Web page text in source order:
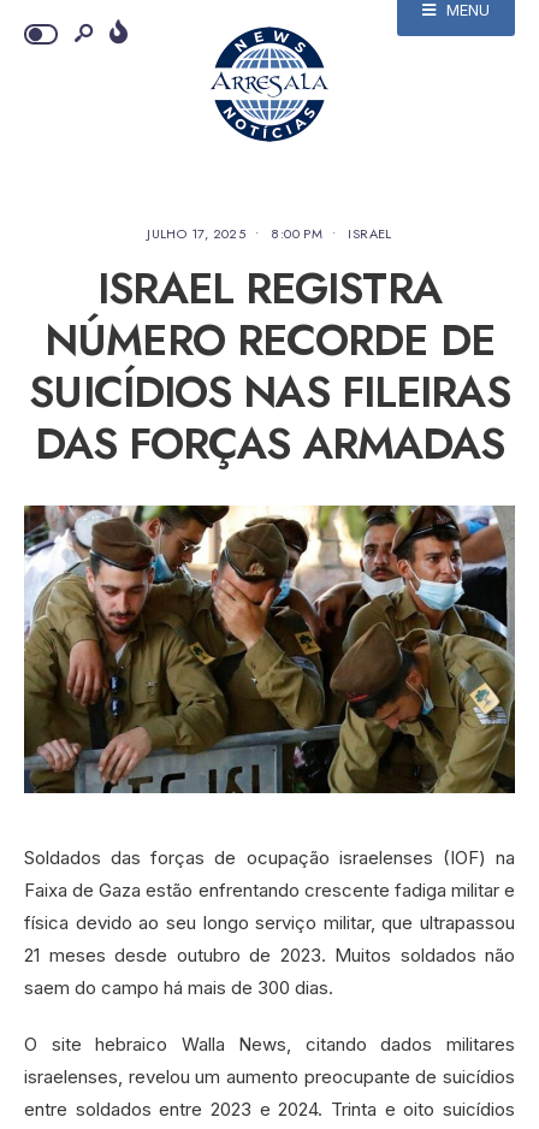
MENU
JULHO 17, 2025 • 8:00 PM • ISRAEL
ISRAEL REGISTRA
NÚMERO RECORDE DE
SUICÍDIOS NAS FILEIRAS
DAS FORÇAS ARMADAS
Soldados das forças de ocupação israelenses (IOF) na
Faixa de Gaza estão enfrentando crescente fadiga militar e
física devido ao seu longo serviço militar, que ultrapassou
21 meses desde outubro de 2023. Muitos soldados não
saem do campo há mais de 300 dias.
O site hebraico Walla News, citando dados militares
israelenses, revelou um aumento preocupante de suicídios
entre soldados entre 2023 e 2024. Trinta e oito suicídios